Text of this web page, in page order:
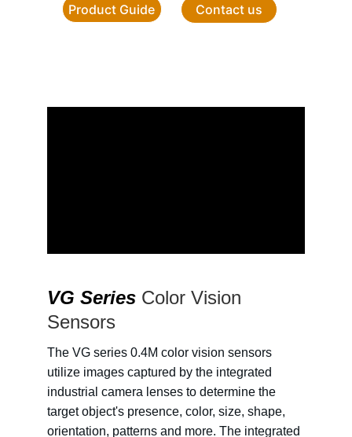
Product Guide Contact us
VG Series Color Vision
Sensors
The VG series 0.4M color vision sensors
utilize images captured by the integrated
industrial camera lenses to determine the
target object's presence, color, size, shape,
orientation, patterns and more. The integrated